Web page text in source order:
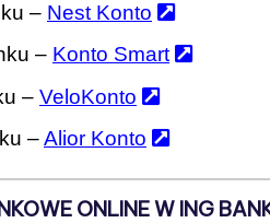
– Nest Konto
– Konto Smart
– VeloKonto
–Alior Konto
ONLINE W ING